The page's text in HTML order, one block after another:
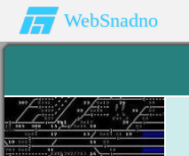
WebSnadno